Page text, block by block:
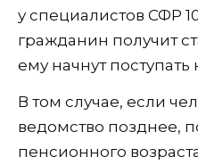
у специалистов СФР
гражданин получит
ему начнут поступать
В том случае, если
ведомство позднее,
пенсионного